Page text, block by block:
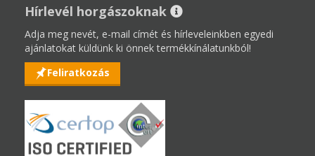
Hírlevél horgászoknak
Adja meg nevét, e-mail címét és hírleveleinkben egyedi
ajánlatokat küldünk ki önnek termékkínálatunkból!
Feliratkozás